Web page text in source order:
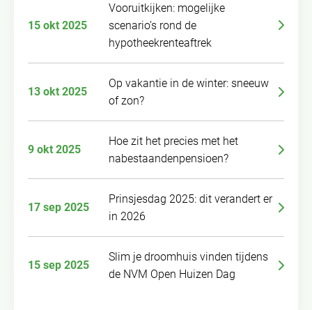
15 okt 2025
Vooruitkijken: mogelijke
scenario’s rond de
hypotheekrenteaftrek
13 okt 2025
Op vakantie in de winter: sneeuw
of zon?
9 okt 2025
Hoe zit het precies met het
nabestaandenpensioen?
17 sep 2025
Prinsjesdag 2025: dit verandert er
in 2026
15 sep 2025
Slim je droomhuis vinden tijdens
de NVM Open Huizen Dag